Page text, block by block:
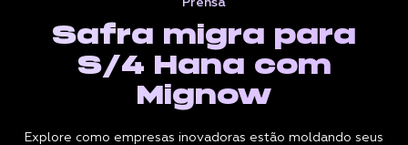
Prensa
Safra migra para
S/4 Hana com
Mignow
Explore como empresas inovadoras estão moldando seus